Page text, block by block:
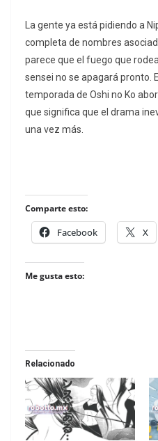
La gente ya está pidiendo a
completa de nombres
parece que el fuego que
sensei no se apagará pronto.
temporada de Oshi no Ko
que significa que el drama
una vez más.
Comparte esto:
Facebook X
Me gusta esto:
Relacionado